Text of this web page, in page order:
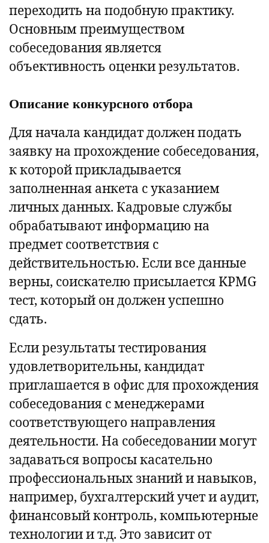
переходить на подобную практику.
Основным преимуществом
собеседования является
объективность оценки результатов.
Описание конкурсного отбора
Для начала кандидат должен подать
заявку на прохождение собеседования,
к которой прикладывается
заполненная анкета с указанием
личных данных. Кадровые службы
обрабатывают информацию на
предмет соответствия с
действительностью. Если все данные
верны, соискателю присылается KPMG
тест, который он должен успешно
сдать.
Если результаты тестирования
удовлетворительны, кандидат
приглашается в офис для прохождения
собеседования с менеджерами
соответствующего направления
деятельности. На собеседовании могут
задаваться вопросы касательно
профессиональных знаний и навыков,
например, бухгалтерский учет и аудит,
финансовый контроль, компьютерные
технологии и т.д. Это зависит от